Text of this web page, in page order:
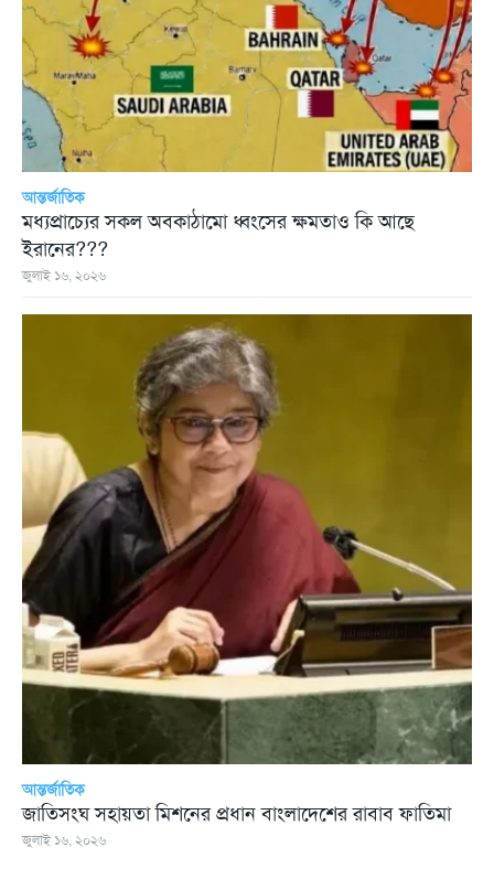
আন্তর্জাতিক
মধ্যপ্রাচ্যের সকল অবকাঠামো ধ্বংসের ক্ষমতাও কি আছে
ইরানের???
জুলাই ১৬, ২০২৬
আন্তর্জাতিক
জাতিসংঘ সহায়তা মিশনের প্রধান বাংলাদেশের রাবাব ফাতিমা
জুলাই ১৬, ২০২৬